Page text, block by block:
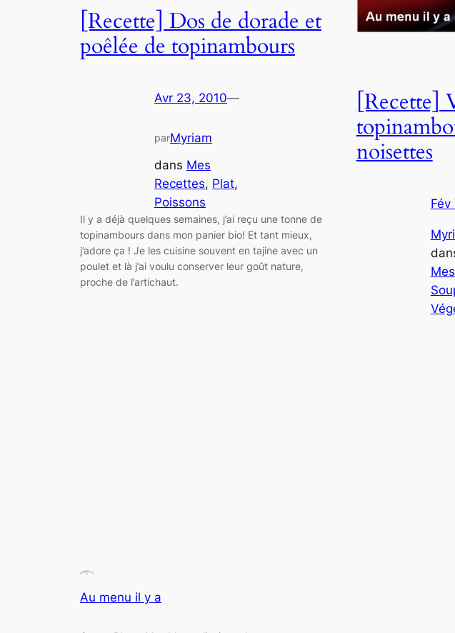
[Recette] Dos de dorade et
poêlée de topinambours
Avr 23, 2010—
parMyriam
dans Mes
Recettes, Plat
Poissons
Il y a déjà quelques semaines, j’ai reçu une tonne de
topinambours dans mon panier bio! Et tant mieux,
j’adore ça ! Je les cuisine souvent en tajine avec un
poulet et là j’ai voulu conserver leur goût nature,
proche de l’artichaut.
[Recette]
noisettes
Fév
Au menu il y a